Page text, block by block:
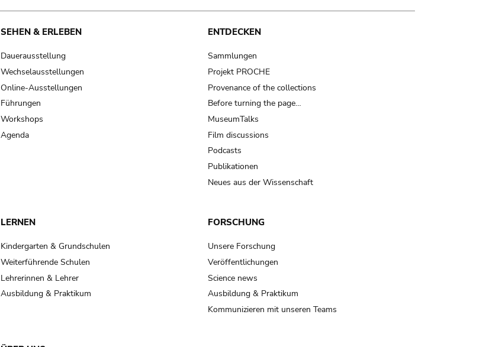
SEHEN & ERLEBEN
Dauerausstellung
Wechselausstellungen
Online-Ausstellungen
Führungen
Workshops
Agenda
ENTDECKEN
Sammlungen
Projekt PROCHE
Provenance of the collections
Before turning the page…
MuseumTalks
Film discussions
Podcasts
Publikationen
Neues aus der Wissenschaft
LERNEN
Kindergarten & Grundschulen
Weiterführende Schulen
Lehrerinnen & Lehrer
Ausbildung & Praktikum
FORSCHUNG
Unsere Forschung
Veröffentlichungen
Science news
Ausbildung & Praktikum
Kommunizieren mit unseren Teams